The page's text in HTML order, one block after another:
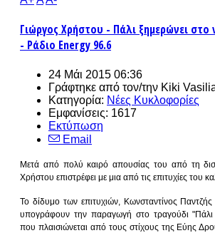
Γιώργος Χρήστου - Πάλι ξημερώνει
- Ράδιο Energy 96.6
24 Μάι 2015 06:36
Γράφτηκε από τον/την Kiki
Κατηγορία: Νέες Κυκλοφορίες
Εμφανίσεις: 1617
Εκτύπωση
Email
Μετά από πολύ καιρό απουσίας του από τη
Χρήστου επιστρέφει με μια από τις επιτυχίες του
Το δίδυμο των επιτυχιών, Κωνσταντίνος Παντζής
υπογράφουν την παραγωγή στο τραγούδι "Πάλι
που πλαισιώνεται από τους στίχους της Εύης